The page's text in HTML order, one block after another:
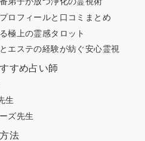
ロフィールと口コミまとめ
極上の霊感タロット
エステの経験が紡ぐ安心霊視
すめ占い師
生
ズ先生
法